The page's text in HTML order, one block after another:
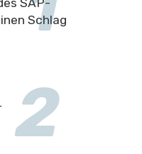
Schlag